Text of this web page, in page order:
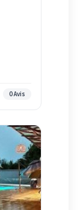
0 Avis